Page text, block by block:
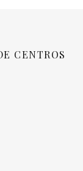
CENTROS